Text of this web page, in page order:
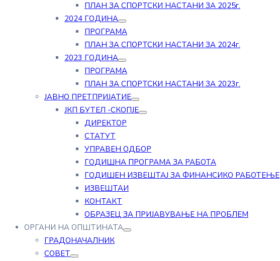
ПЛАН ЗА СПОРТСКИ НАСТАНИ ЗА 2025г.
2024 ГОДИНА
ПРОГРАМА
ПЛАН ЗА СПОРТСКИ НАСТАНИ ЗА 2024г.
2023 ГОДИНА
ПРОГРАМА
ПЛАН ЗА СПОРТСКИ НАСТАНИ ЗА 2023г.
ЈАВНО ПРЕТПРИЈАТИЕ
ЈКП БУТЕЛ -СКОПЈЕ
ДИРЕКТОР
СТАТУТ
УПРАВЕН ОДБОР
ГОДИШНА ПРОГРАМА ЗА РАБОТА
ГОДИШЕН ИЗВЕШТАЈ ЗА ФИНАНСИКО РАБОТЕЊЕ
ИЗВЕШТАИ
КОНТАКТ
ОБРАЗЕЦ ЗА ПРИЈАВУВАЊЕ НА ПРОБЛЕМ
ОРГАНИ НА ОПШТИНАТА
ГРАДОНАЧАЛНИК
СОВЕТ